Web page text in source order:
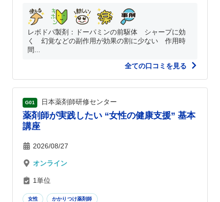
レボドパ製剤：ドーパミンの前駆体 シャープに効
く 幻覚などの副作用が効果の割に少ない 作用時
間...
全ての口コミを見る
G01 日本薬剤師研修センター
薬剤師が実践したい “女性の健康支援” 基本
講座
2026/08/27
オンライン
1単位
女性 かかりつけ薬剤師